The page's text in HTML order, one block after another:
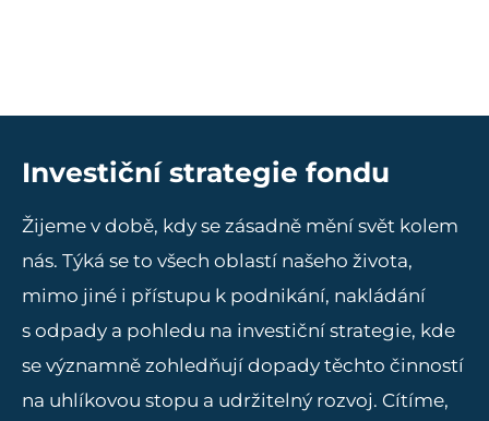
Investiční strategie fondu
Žijeme v době, kdy se zásadně mění svět kolem
nás. Týká se to všech oblastí našeho života,
mimo jiné i přístupu k podnikání, nakládání
s odpady a pohledu na investiční strategie, kde
se významně zohledňují dopady těchto činností
na uhlíkovou stopu a udržitelný rozvoj. Cítíme,